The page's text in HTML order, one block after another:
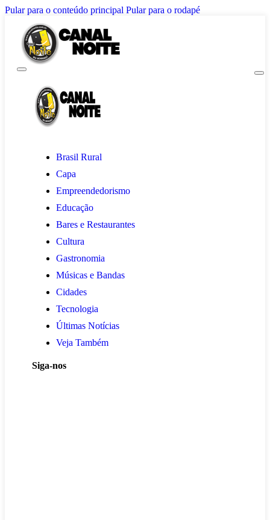
Pular para o conteúdo principal Pular para o rodapé
Brasil Rural
Capa
Empreendedorismo
Educação
Bares e Restaurantes
Cultura
Gastronomia
Músicas e Bandas
Cidades
Tecnologia
Últimas Notícias
Veja Também
Siga-nos